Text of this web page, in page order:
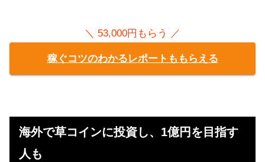
＼ 53,000円もらう ／
稼ぐコツのわかるレポートももらえる
海外で草コインに投資し、1億円を目指す
人も